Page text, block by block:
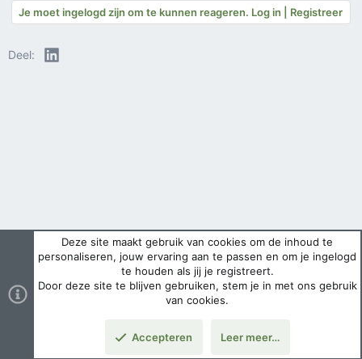
Je moet ingelogd zijn om te kunnen reageren. Log in | Registreer
Deel: LinkedIn
Deze site maakt gebruik van cookies om de inhoud te
personaliseren, jouw ervaring aan te passen en om je ingelogd
te houden als jij je registreert.
Door deze site te blijven gebruiken, stem je in met ons gebruik
van cookies.
Accepteren Leer meer…